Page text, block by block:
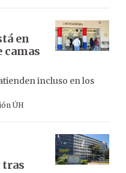
en
camas
incluso en los
ÚH
tras